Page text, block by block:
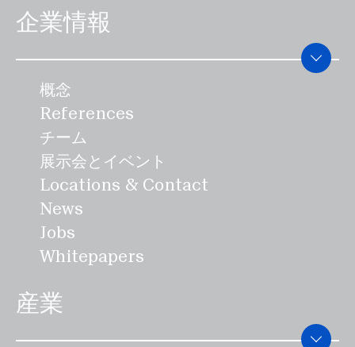
企業情報
概念
References
チーム
展示会とイベント
Locations & Contact
News
Jobs
Whitepapers
産業